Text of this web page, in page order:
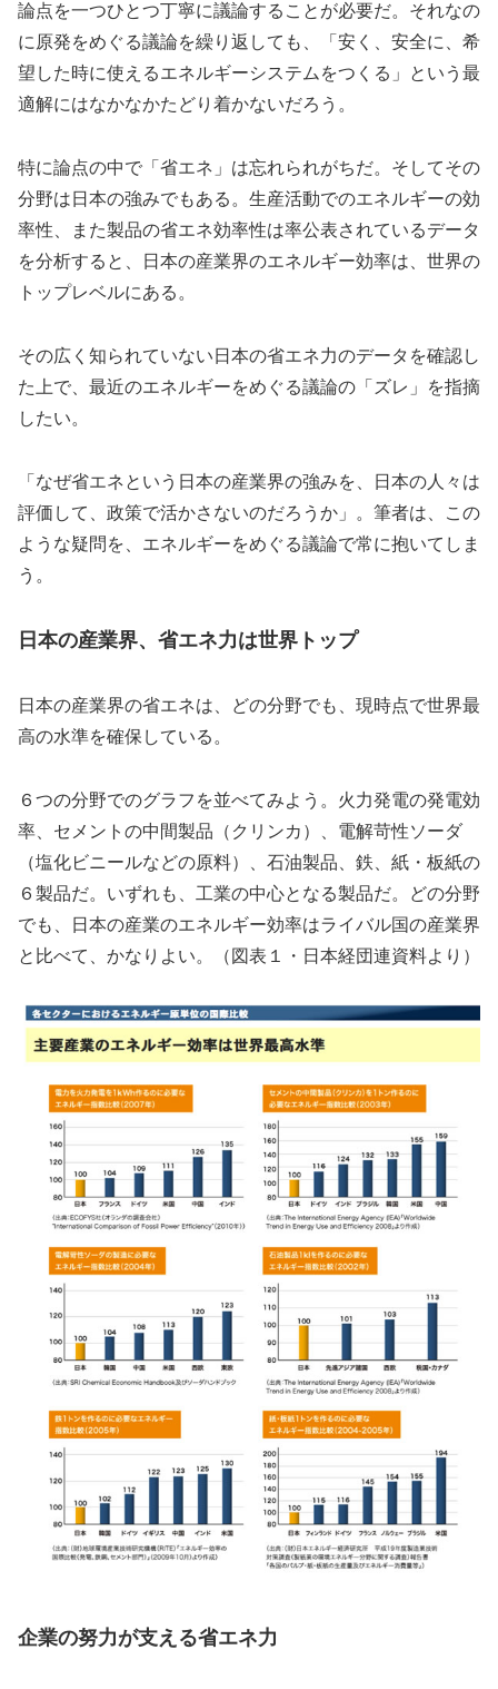
論点を一つひとつ丁寧に議論することが必要だ。それなの
に原発をめぐる議論を繰り返しても、「安く、安全に、希
望した時に使えるエネルギーシステムをつくる」という最
適解にはなかなかたどり着かないだろう。
特に論点の中で「省エネ」は忘れられがちだ。そしてその
分野は日本の強みでもある。生産活動でのエネルギーの効
率性、また製品の省エネ効率性は率公表されているデータ
を分析すると、日本の産業界のエネルギー効率は、世界の
トップレベルにある。
その広く知られていない日本の省エネ力のデータを確認し
た上で、最近のエネルギーをめぐる議論の「ズレ」を指摘
したい。
「なぜ省エネという日本の産業界の強みを、日本の人々は
評価して、政策で活かさないのだろうか」。筆者は、この
ような疑問を、エネルギーをめぐる議論で常に抱いてしま
う。
日本の産業界、省エネ力は世界トップ
日本の産業界の省エネは、どの分野でも、現時点で世界最
高の水準を確保している。
６つの分野でのグラフを並べてみよう。火力発電の発電効
率、セメントの中間製品（クリンカ）、電解苛性ソーダ
（塩化ビニールなどの原料）、石油製品、鉄、紙・板紙の
６製品だ。いずれも、工業の中心となる製品だ。どの分野
でも、日本の産業のエネルギー効率はライバル国の産業界
と比べて、かなりよい。（図表１・日本経団連資料より）
企業の努力が支える省エネ力